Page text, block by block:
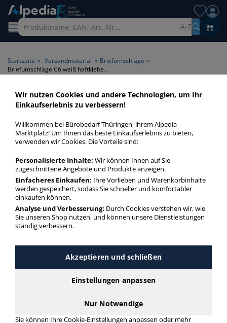
A-Z
Startseite » Versandmaterial » Briefumschläge »
Briefumschläge C6 weiß haftklebend ohne Fenster
Briefumschläge C6 weiß
haftklebend ohne Fenster >
Fenster ohne Fenster >
Klebung haftklebend > Farbe
weiß
Briefumschläge C6 weiß ohne Fenster haftklebend in bester
Qualität zum günstigen Preis. Finden Sie schnell
Briefumschläge C6 weiß ohne Fenster haftklebend mit
unserer Filter-Funktion.
Briefumschläge C6 weiß haftklebend ohne
mehr Infos zur Kategorie
Wir nutzen Cookies und andere Technologien, um Ihr
Einkaufserlebnis zu verbessern!
Willkommen bei Bürobedarf Thüringen, ihrem Alpedia
Marktplatz! Um Ihnen das beste Einkaufserlebnis zu bieten,
verwenden wir Cookies. Die Vorteile sind:
Personalisierte Inhalte: Wir können Ihnen auf Sie
zugeschnittene Angebote und Produkte anzeigen.
Einfacheres Einkaufen: Ihre Vorlieben und Warenkorbinhalte
werden gespeichert, sodass Sie schneller und komfortabler
einkaufen können.
Analyse und Verbesserung: Durch Cookies verstehen wir, wie
Sie unseren Shop nutzen, und können unsere Dienstleistungen
ständig verbessern.
Akzeptieren und schließen
Einstellungen anpassen
Nur Notwendige
Sie können Ihre Cookie-Einstellungen anpassen oder mehr